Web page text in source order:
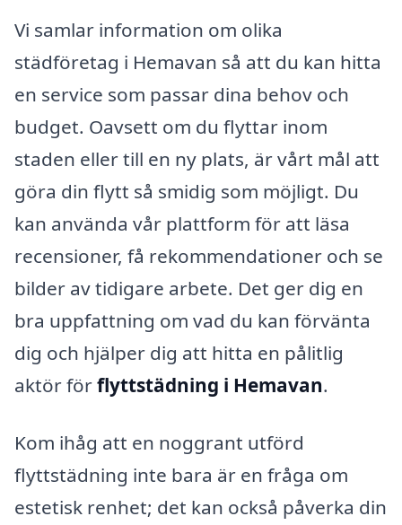
Vi samlar information om olika
städföretag i Hemavan så att du kan hitta
en service som passar dina behov och
budget. Oavsett om du flyttar inom
staden eller till en ny plats, är vårt mål att
göra din flytt så smidig som möjligt. Du
kan använda vår plattform för att läsa
recensioner, få rekommendationer och se
bilder av tidigare arbete. Det ger dig en
bra uppfattning om vad du kan förvänta
dig och hjälper dig att hitta en pålitlig
aktör förflyttstädning i Hemavan.
Kom ihåg att en noggrant utförd
flyttstädning inte bara är en fråga om
estetisk renhet; det kan också påverka din